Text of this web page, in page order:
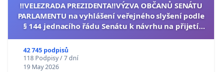
‼️VELEZRADA PREZIDENTA‼️VÝZVA OBČANŮ SENÁTU
PARLAMENTU na vyhlášení veřejného slyšení podle
§ 144 jednacího řádu Senátu k návrhu na přijetí
42 745 podpisů
118 Podpisy / 7 dní
19 May 2026